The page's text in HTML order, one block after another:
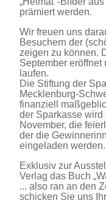
prämiert werden.
Wir freuen uns
Besuchern der
zeigen zu können.
September
laufen.
Die Stiftung der
Mecklenburg-
finanziell
der Sparkasse wird
November, die
der die
eingeladen werden.
Exklusiv zur
Verlag das Buch
... also ran an den
schicken Sie uns